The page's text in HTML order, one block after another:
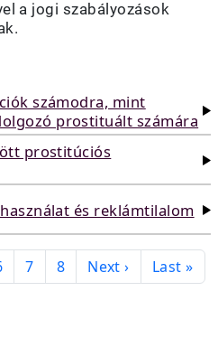
a jogi szabályozások
számodra, mint
prostituált számára
prostitúciós
és reklámtilalom
Page
7 Page
8 Nächste Seite
Next › Letzte
Last »